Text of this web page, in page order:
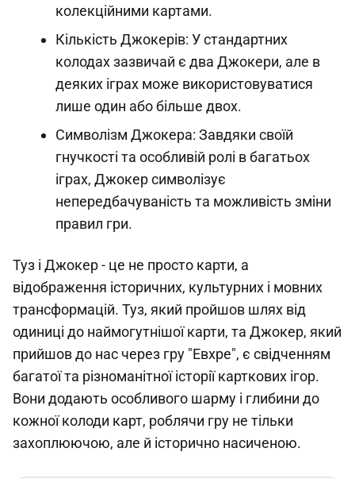
колекційними картами.
Кількість Джокерів: У стандартних
колодах зазвичай є два Джокери, але в
деяких іграх може використовуватися
лише один або більше двох.
Символізм Джокера: Завдяки своїй
гнучкості та особливій ролі в багатьох
іграх, Джокер символізує
непередбачуваність та можливість зміни
правил гри.
Туз і Джокер - це не просто карти, а
відображення історичних, культурних і мовних
трансформацій. Туз, який пройшов шлях від
одиниці до наймогутнішої карти, та Джокер, який
прийшов до нас через гру "Евхре", є свідченням
багатої та різноманітної історії карткових ігор.
Вони додають особливого шарму і глибини до
кожної колоди карт, роблячи гру не тільки
захоплюючою, але й історично насиченою.